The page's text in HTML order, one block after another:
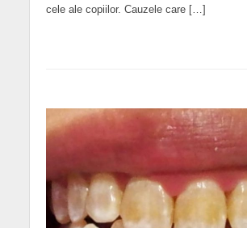
cele ale copiilor. Cauzele care […]